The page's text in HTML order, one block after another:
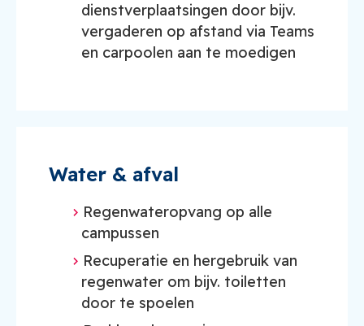
dienstverplaatsingen door bijv.
vergaderen op afstand via Teams
en carpoolen aan te moedigen
Water & afval
Regenwateropvang op alle
campussen
Recuperatie en hergebruik van
regenwater om bijv. toiletten
door te spoelen